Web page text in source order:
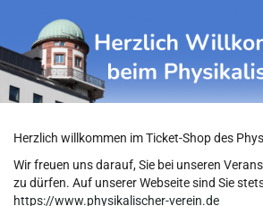
Haupt-
Inhalt
springen
Physikalischer
Verein
Herzlich willkommen im Ticket-Shop des
Wir freuen uns darauf, Sie bei unseren
zu dürfen. Auf unserer Webseite sind Sie
https://www.physikalischer-verein.de